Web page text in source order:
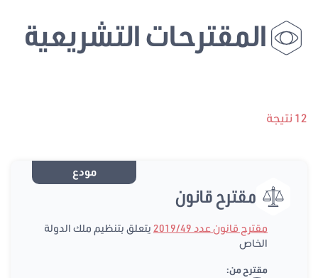
المقترحات التشريعية
12 نتيجة
مودع
مقترح قانون
مقترح قانون عدد 2019/49
يتعلق بتنظيم ملك الدولة
الخاص
مقترح من: